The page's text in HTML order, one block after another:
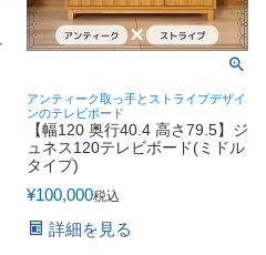
アンティーク取っ手とストライプデザイ
ンのテレビボード
【幅120 奥行40.4 高さ79.5】ジ
ュネス120テレビボード(ミドル
タイプ)
¥100,000税込
詳細を見る